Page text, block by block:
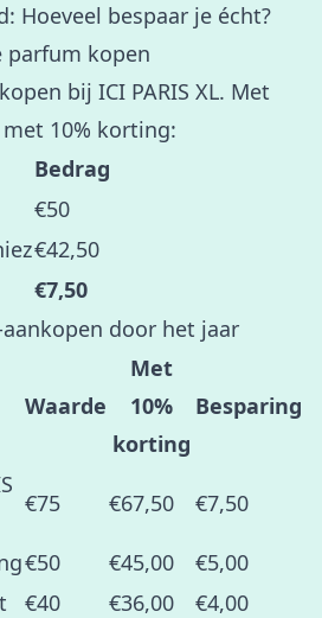
Hoeveel bespaar je écht?
parfum kopen
bij ICI PARIS XL. Met
10% korting:
Bedrag
€50
€42,50
€7,50
door het jaar
Waarde
Met
10%
korting
Besparing
€75 €67,50 €7,50
€50 €45,00
€5,00
€40 €36,00
€4,00